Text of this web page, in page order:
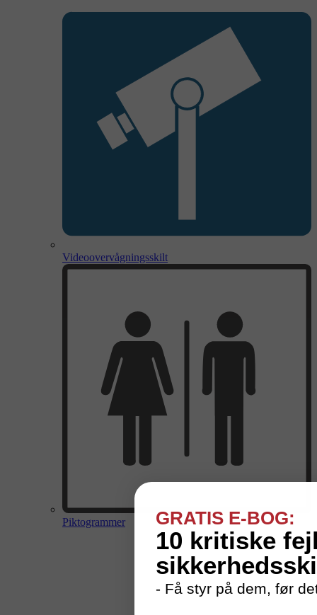
Videoovervågningsskilt
Piktogrammer GRATIS E-BOG:
10 kritiske
- Få styr på dem, før